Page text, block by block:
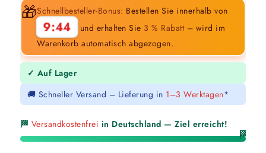
🎁Schnellbesteller-Bonus: Bestellen Sie innerhalb von
9:43 und erhalten Sie 3 % Rabatt– wird im
Warenkorb automatisch abgezogen.
✓ Auf Lager
🚚 Schneller Versand – Lieferung in 1–3 Werktagen*
🏁 Versandkostenfrei in Deutschland — Ziel erreicht!
🏁